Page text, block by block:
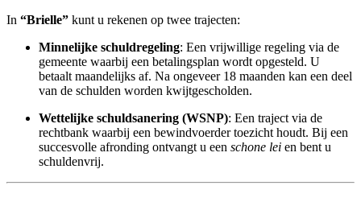
In “Brielle” kunt u rekenen op twee trajecten:
Minnelijke schuldregeling: Een vrijwillige regeling via de
gemeente waarbij een betalingsplan wordt opgesteld. U
betaalt maandelijks af. Na ongeveer 18 maanden kan een deel
van de schulden worden kwijtgescholden.
Wettelijke schuldsanering (WSNP): Een traject via de
rechtbank waarbij een bewindvoerder toezicht houdt. Bij een
succesvolle afronding ontvangt u een schone lei en bent u
schuldenvrij.